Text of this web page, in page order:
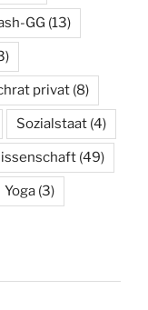
GG (13)
privat (8)
Sozialstaat (4)
(49)
Yoga (3)